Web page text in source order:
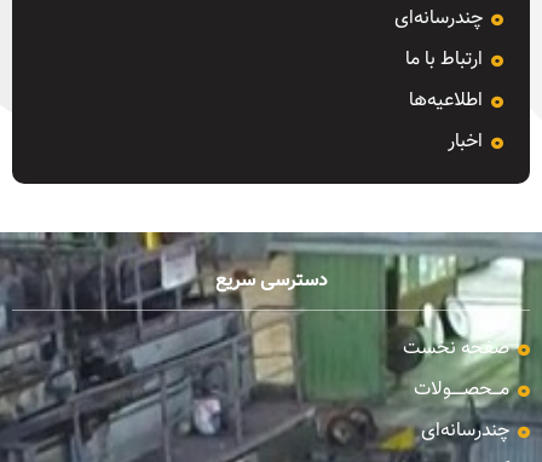
چندرسانه‌ای
ارتباط با ما
اطلاعیه‌ها
اخبار
دسترسی سریع
صفحه نخست
مـــحصـــــولات
چندرسانه‌ای